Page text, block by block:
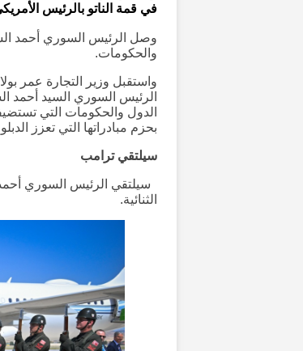
في قمة الناتو بالرئيس
وصل الرئيس السوري أحمد
والحكومات.
واستقبل وزير التجارة عمر
الرئيس السوري السيد أحمد
الدول والحكومات التي
بحزم مبادراتها التي تعزز
سيلتقي ترامب
سيلتقي الرئيس السوري
الثنائية.